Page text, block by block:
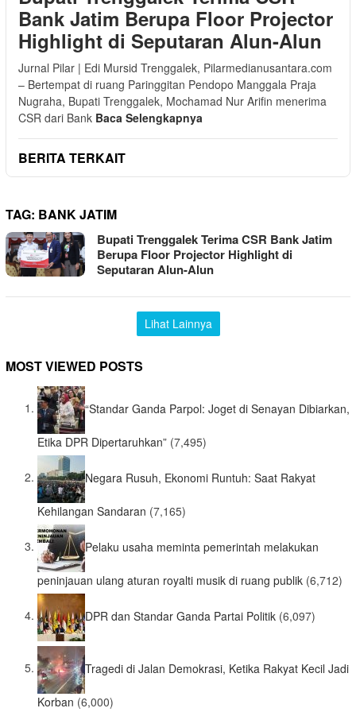
Bank Jatim Berupa Floor Projector
Highlight di Seputaran Alun-Alun
Jurnal Pilar | Edi Mursid Trenggalek, Pilarmedianusantara.com
– Bertempat di ruang Paringgitan Pendopo Manggala Praja
Nugraha, Bupati Trenggalek, Mochamad Nur Arifin menerima
CSR dari Bank Baca Selengkapnya
BERITA TERKAIT
TAG: BANK JATIM
Bupati Trenggalek Terima CSR Bank Jatim
Berupa Floor Projector Highlight di
Seputaran Alun-Alun
Lihat Lainnya
MOST VIEWED POSTS
“Standar Ganda Parpol: Joget di Senayan Dibiarkan,
Etika DPR Dipertaruhkan” (7,495)
Negara Rusuh, Ekonomi Runtuh: Saat Rakyat
Kehilangan Sandaran (7,165)
Pelaku usaha meminta pemerintah melakukan
peninjauan ulang aturan royalti musik di ruang publik (6,712)
DPR dan Standar Ganda Partai Politik (6,097)
Tragedi di Jalan Demokrasi, Ketika Rakyat Kecil Jadi
Korban (6,000)